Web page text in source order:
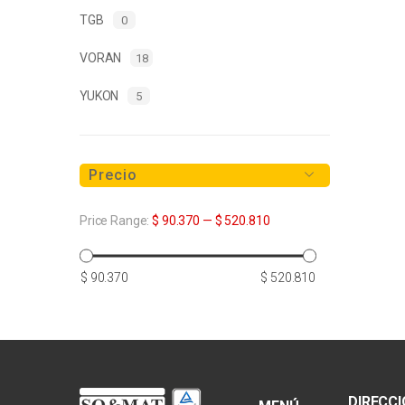
TGB 0
VORAN 18
YUKON 5
Precio
Price Range:$ 90.370 — $ 520.810
$ 90.370 $ 520.810
Precio
Precio